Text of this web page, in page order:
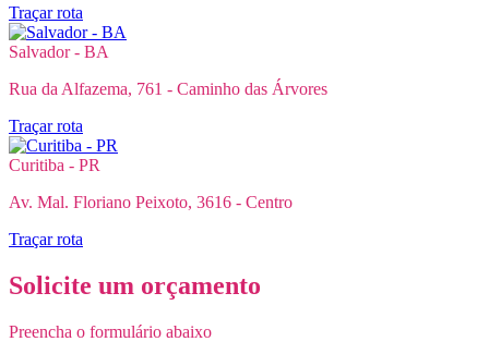
Traçar rota
Salvador - BA
Rua da Alfazema, 761 - Caminho das Árvores
Traçar rota
Curitiba - PR
Av. Mal. Floriano Peixoto, 3616 - Centro
Traçar rota
Solicite um orçamento
Preencha o formulário abaixo